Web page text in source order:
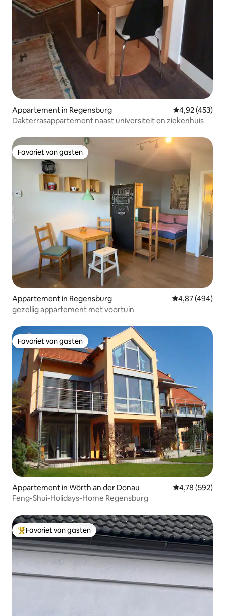
Appartement in Regensburg Gemiddelde
4,92 (453)
Dakterrasappartement naast universiteit en ziekenhuis
Favoriet van gasten
Favoriet van gasten
Appartement in Regensburg Gemiddelde
4,87 (494)
gezellig appartement met voortuin
Favoriet van gasten
Favoriet van gasten
Appartement in Wörth an der Donau Gemiddelde
4,78 (592)
Feng-Shui-Holidays-Home Regensburg
Topfavoriet van gasten
Favoriet van gasten